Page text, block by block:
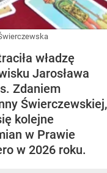
władzę
Jarosława
Zdaniem
Świerczewskiej,
kolejne
w Prawie
w 2026 roku.